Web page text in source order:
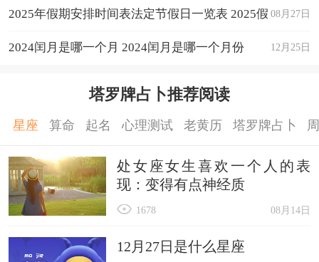
08月27日
2025年假期安排时间表法定节假日一览表 2025假
期放假时间表 12月25日
2024闰月是哪一个月 2024闰月是哪一个月份
塔罗牌占卜推荐阅读
星座 算命 起名 心理测试 老黄历 塔罗牌占卜
处女座女生喜欢一个人的表
现：变得有点神经质
08月14日
1678
12月27日是什么星座